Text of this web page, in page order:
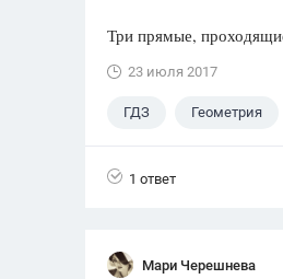
Три прямые,
23 июля 2017
ГДЗ Геометрия
1 ответ
Мари Черешнева